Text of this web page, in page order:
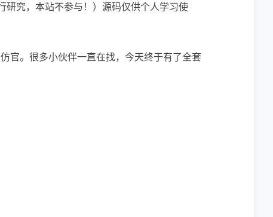
研究，本站不参与！）源码仅供个人学习使
官。很多小伙伴一直在找，今天终于有了全套